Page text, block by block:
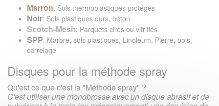
Marron: Sols thermoplastiques protégés
Noir: Sols plastiques durs, béton
Scotch-Mesh: Parquets cirés ou vitrifiés
SPP: Marbre, sols plastiques, Linoléum, Pierre, bois,
carrelage
Disques pour la méthode spray
Qu'est ce que c'est la "Méthode spray" ?
C'est utiliser une monobrosse avec un disque abrasif et de